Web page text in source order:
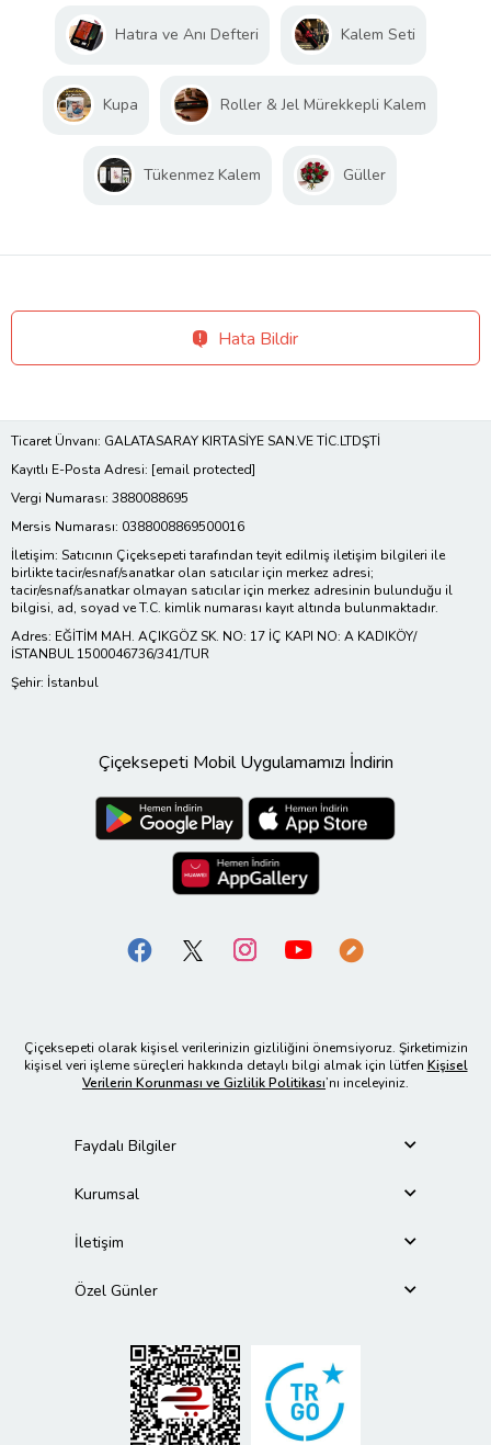
Hatıra ve Anı Defteri Kalem Seti
Kupa Roller & Jel Mürekkepli Kalem
Tükenmez Kalem Güller
Hata Bildir
Ticaret Ünvanı: GALATASARAY KIRTASİYE SAN.VE TİC.LTDŞTİ
Kayıtlı E-Posta Adresi: [email protected]
Vergi Numarası: 3880088695
Mersis Numarası: 0388008869500016
İletişim: Satıcının Çiçeksepeti tarafından teyit edilmiş iletişim bilgileri ile
birlikte tacir/esnaf/sanatkar olan satıcılar için merkez adresi;
tacir/esnaf/sanatkar olmayan satıcılar için merkez adresinin bulunduğu il
bilgisi, ad, soyad ve T.C. kimlik numarası kayıt altında bulunmaktadır.
Adres: EĞİTİM MAH. AÇIKGÖZ SK. NO: 17 İÇ KAPI NO: A KADIKÖY/
İSTANBUL 1500046736/341/TUR
Şehir: İstanbul
Çiçeksepeti Mobil Uygulamamızı İndirin
Çiçeksepeti olarak kişisel verilerinizin gizliliğini önemsiyoruz. Şirketimizin
kişisel veri işleme süreçleri hakkında detaylı bilgi almak için lütfen Kişisel
Verilerin Korunması ve Gizlilik Politikası’nı inceleyiniz.
Faydalı Bilgiler
Kurumsal
İletişim
Özel Günler